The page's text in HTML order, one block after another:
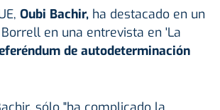
Oubi Bachir, ha destacado en un
en una entrevista en 'La
de autodeterminación